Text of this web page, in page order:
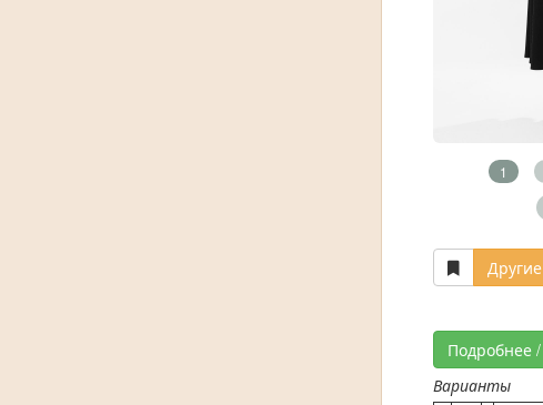
1
Подробнее /
Варианты